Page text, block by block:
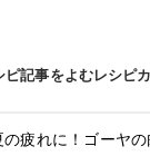
ピ記事をよむレシピ
の疲れに！ゴーヤ